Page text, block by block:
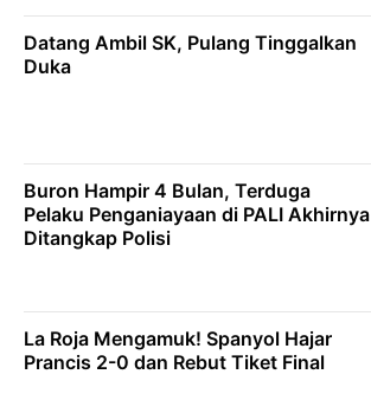
Datang Ambil SK, Pulang Tinggalkan
Duka
Buron Hampir 4 Bulan, Terduga
Pelaku Penganiayaan di PALI Akhirnya
Ditangkap Polisi
La Roja Mengamuk! Spanyol Hajar
Prancis 2-0 dan Rebut Tiket Final